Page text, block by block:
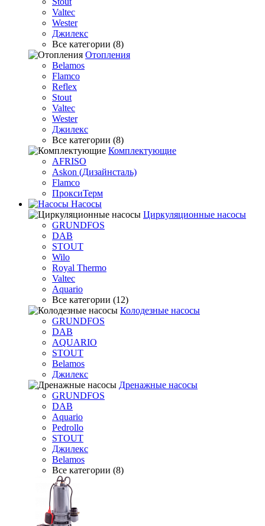
Valtec
Wester
Джилекс
Все категории (8)
Отопления
Belamos
Flamco
Reflex
Stout
Valtec
Wester
Джилекс
Все категории (8)
Комплектующие
AFRISO
Askon (Дизайнсталь)
Flamco
ПроксиТерм
Насосы
Циркуляционные насосы
GRUNDFOS
DAB
STOUT
Wilo
Royal Thermo
Valtec
Aquario
Все категории (12)
Колодезные насосы
GRUNDFOS
DAB
AQUARIO
STOUT
Belamos
Джилекс
Дренажные насосы
GRUNDFOS
DAB
Aquario
Pedrollo
STOUT
Джилекс
Belamos
Все категории (8)